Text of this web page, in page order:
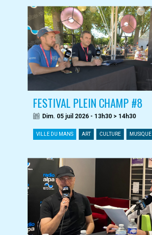
FESTIVAL PLEIN CHAMP #8
Dim. 05 juil 2026 - 13h30 > 14h30
VILLE DU MANS ART CULTURE MUSIQUE